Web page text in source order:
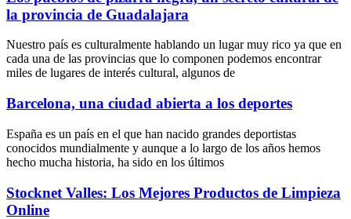
la provincia de Guadalajara
Nuestro país es culturalmente hablando un lugar muy rico ya que en
cada una de las provincias que lo componen podemos encontrar
miles de lugares de interés cultural, algunos de
Barcelona, una ciudad abierta a los deportes
España es un país en el que han nacido grandes deportistas
conocidos mundialmente y aunque a lo largo de los años hemos
hecho mucha historia, ha sido en los últimos
Stocknet Valles: Los Mejores Productos de Limpieza
Online